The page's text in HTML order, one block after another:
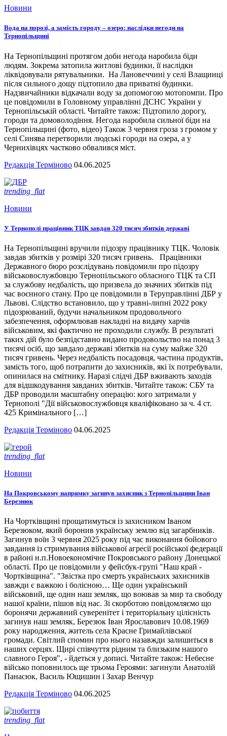
Новини
Вода на порозі, а замість городу – озеро: наслідки негоди на
Тернопільщині
На Тернопільщині протягом доби негода наробила біди
людям. Зокрема затопила житлові будинки, її наслідки
ліквідовували рятувальники. На Лановеччині у селі Влащинці
після сильного дощу підтопило два приватні будинки.
Надзвичайники відкачали воду за допомогою мотопомпи. Про
це повідомили в Головному управлінні ДСНС України у
Тернопільській області. Читайте також: Підтопило дорогу,
городи та домоволодіння. Негода наробила сильної біди на
Тернопільщині (фото, відео) Також 3 червня гроза з громом у
селі Синява перетворили людські городи на озера, а у
Чернихівцях частково обвалився міст.
Редакція Терміново 04.06.2025
trending_flat
Новини
У Тернополі працівник ТЦК завдав 320 тисяч збитків державі
На Тернопільщині вручили підозру працівнику ТЦК. Чоловік
завдав збитків у розмірі 320 тисяч гривень. Працівники
Державного бюро розслідувань повідомили про підозру
військовослужбовцю Тернопільського обласного ТЦК та СП
за службову недбалість, що призвела до значних збитків під
час воєнного стану. Про це повідомили в Теруправлінні ДБР у
Львові. Слідство встановило, що у травні-липні 2022 року
підозрюваний, будучи начальником продовольчого
забезпечення, оформлював накладні на видачу харчів
військовим, які фактично не проходили службу. В результаті
таких дій було безпідставно видано продовольство на понад 3
тисячі осіб, що завдало державі збитків на суму майже 320
тисяч гривень. Через недбалість посадовця, частина продуктів,
замість того, щоб потрапити до захисників, які їх потребували,
опинилася на смітнику. Наразі слідчі ДБР вживають заходів
для відшкодування завданих збитків. Читайте також: СБУ та
ДБР проводили масштабну операцію: кого затримали у
Тернополі "Дії військовослужбовця кваліфіковано за ч. 4 ст.
425 Кримінального […]
Редакція Терміново 04.06.2025
trending_flat
Новини
На Покровському напрямку загинув захисник з Тернопільщини Іван
Березнюк
На Чортківщині прощатимуться із захисником Іваном
Березюком, який боронив українську землю від загарбників.
Загинув воїн 3 червня 2025 року під час виконання бойового
завдання із стримування військової агресії російської федерації
в районі н.п.Новоекономічне Покровського району Донецької
області. Про це повідомили у фейсбук-групі "Наш край -
Чортківщина". "Звістка про смерть українських захисників
завжди є важкою і болісною… Ще один український
військовий, ще один наш земляк, що воював за мир та свободу
нашої країни, пішов від нас. Зі скорботою повідомляємо що
боронячи державний суверенітет і територіальну цілісність
загинув наш земляк, Березюк Іван Ярославович 10.08.1969
року народження, житель села Красне Гримайлівської
громади. Світлий спомин про нього назавжди залишиться в
наших серцях. Щирі співчуття рідним та близьким нашого
славного Героя", - йдеться у дописі. Читайте також: Небесне
військо поповнилось ще трьома Героями: загинули Анатолій
Панасюк, Василь Ющишин і Захар Венчур
Редакція Терміново 04.06.2025
trending_flat